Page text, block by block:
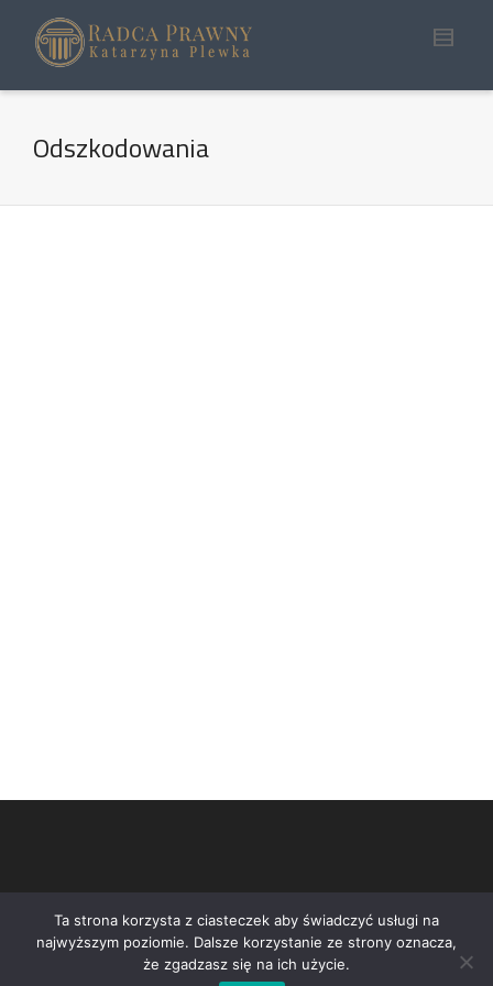
Odszkodowania
Ta strona korzysta z ciasteczek aby świadczyć usługi na
najwyższym poziomie. Dalsze korzystanie ze strony oznacza,
że zgadzasz się na ich użycie.